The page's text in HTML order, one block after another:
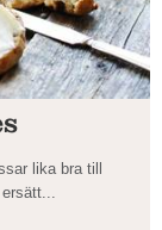
lika bra till